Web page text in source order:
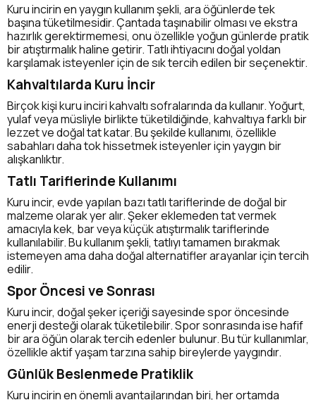
Kuru incirin en yaygın kullanım şekli, ara öğünlerde tek
başına tüketilmesidir. Çantada taşınabilir olması ve ekstra
hazırlık gerektirmemesi, onu özellikle yoğun günlerde pratik
bir atıştırmalık haline getirir. Tatlı ihtiyacını doğal yoldan
karşılamak isteyenler için de sık tercih edilen bir seçenektir.
Kahvaltılarda Kuru İncir
Birçok kişi kuru inciri kahvaltı sofralarında da kullanır. Yoğurt,
yulaf veya müsliyle birlikte tüketildiğinde, kahvaltıya farklı bir
lezzet ve doğal tat katar. Bu şekilde kullanımı, özellikle
sabahları daha tok hissetmek isteyenler için yaygın bir
alışkanlıktır.
Tatlı Tariflerinde Kullanımı
Kuru incir, evde yapılan bazı tatlı tariflerinde de doğal bir
malzeme olarak yer alır. Şeker eklemeden tat vermek
amacıyla kek, bar veya küçük atıştırmalık tariflerinde
kullanılabilir. Bu kullanım şekli, tatlıyı tamamen bırakmak
istemeyen ama daha doğal alternatifler arayanlar için tercih
edilir.
Spor Öncesi ve Sonrası
Kuru incir, doğal şeker içeriği sayesinde spor öncesinde
enerji desteği olarak tüketilebilir. Spor sonrasında ise hafif
bir ara öğün olarak tercih edenler bulunur. Bu tür kullanımlar,
özellikle aktif yaşam tarzına sahip bireylerde yaygındır.
Günlük Beslenmede Pratiklik
Kuru incirin en önemli avantajlarından biri, her ortamda